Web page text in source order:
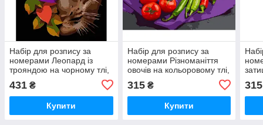
Набір для розпису за
номерами Леопард із
трояндою на чорному тлі,
40х50 см, Strateg AH1002
431 ₴
Купити
Набір для розпису за
номерами Різноманіття
овочів на кольоровому тлі,
40х50 см, Strateg MZ049
315₴
Купити
см,
315